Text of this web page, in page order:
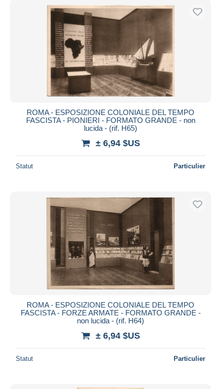
ROMA - ESPOSIZIONE COLONIALE DEL TEMPO
FASCISTA - PIONIERI - FORMATO GRANDE - non
lucida - (rif. H65)
± 6,94 $US
Statut Particulier
ROMA - ESPOSIZIONE COLONIALE DEL TEMPO
FASCISTA - FORZE ARMATE - FORMATO GRANDE -
non lucida - (rif. H64)
± 6,94 $US
Statut Particulier